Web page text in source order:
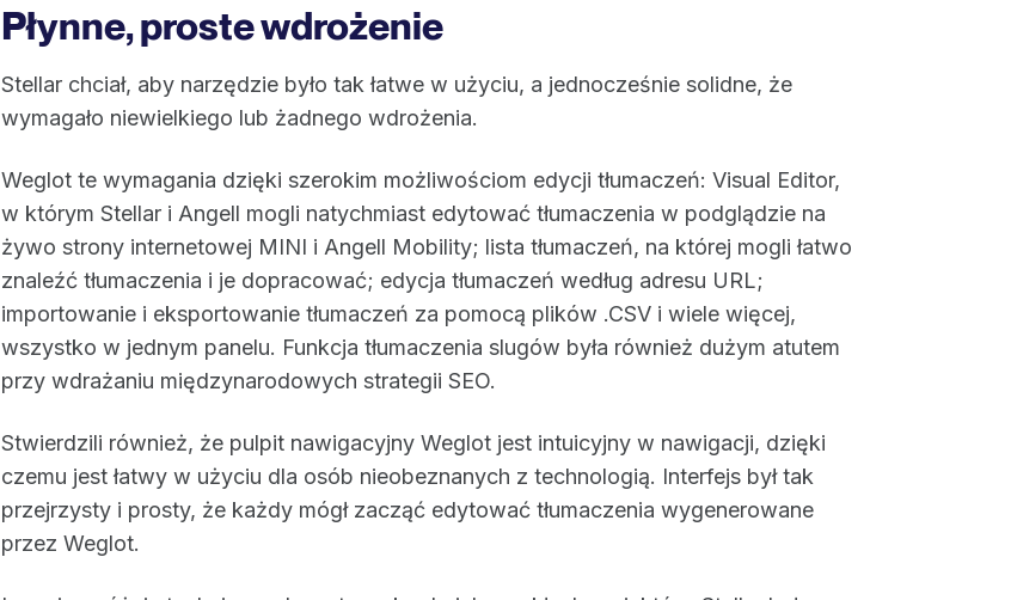
Płynne, proste wdrożenie
Stellar chciał, aby narzędzie było tak łatwe w użyciu, a jednocześnie solidne, że
wymagało niewielkiego lub żadnego wdrożenia.
Weglot te wymagania dzięki szerokim możliwościom edycji tłumaczeń: Visual Editor,
w którym Stellar i Angell mogli natychmiast edytować tłumaczenia w podglądzie na
żywo strony internetowej MINI i Angell Mobility; lista tłumaczeń, na której mogli łatwo
znaleźć tłumaczenia i je dopracować; edycja tłumaczeń według adresu URL;
importowanie i eksportowanie tłumaczeń za pomocą plików .CSV i wiele więcej,
wszystko w jednym panelu. Funkcja tłumaczenia slugów była również dużym atutem
przy wdrażaniu międzynarodowych strategii SEO.
Stwierdzili również, że pulpit nawigacyjny Weglot jest intuicyjny w nawigacji, dzięki
czemu jest łatwy w użyciu dla osób nieobeznanych z technologią. Interfejs był tak
przejrzysty i prosty, że każdy mógł zacząć edytować tłumaczenia wygenerowane
przez Weglot.